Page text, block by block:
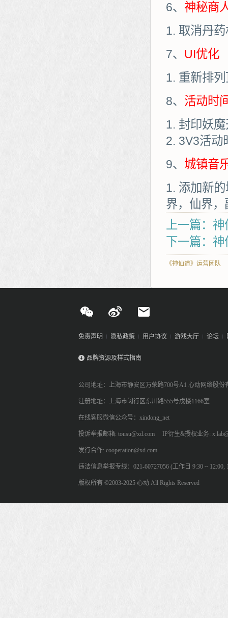
6、 神秘商
取消丹
7、 UI优化
重新排
8、 活动时
封印妖
3V3活动
9、 城镇音
添加新
界，仙界
上一篇：
下一篇：
《神仙道》运营团队
免责声明 隐私政策 用户协议 游戏大厅 论坛
品牌资源及样式指南
公司地址：上海市静安区万荣路700号A1 心动网络股份
注册地址：上海市闵行区东川路555号戊楼1166室
在线客服微信公众号：xindong_net
投诉举报邮箱: tousu@xd.com IP衍生&授权业务:
发行合作: cooperation@xd.com
违法信息举报专线：021-60727056 (工作日 9:30 ~ 12:00,
版权所有 ©2003-2025 心动 All Rights Reserved